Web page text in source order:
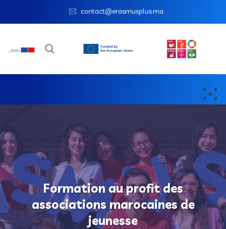
contact@erasmusplus.ma
Formation au profit des
associations marocaines de
jeunesse